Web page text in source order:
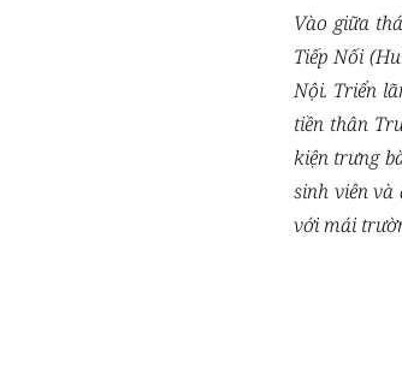
Vào giữa
Tiếp Nối
Nội. Triển
tiền thân
kiện trưng
sinh viên và
với mái